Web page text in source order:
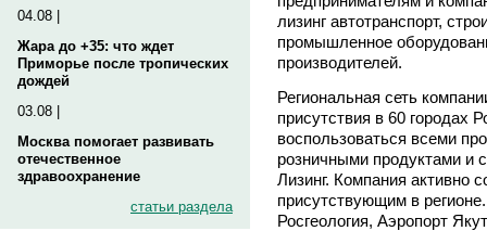
04.08 |
Жара до +35: что ждет
Приморье после тропических
дождей
03.08 |
Москва помогает развивать
отечественное
здравоохранение
статьи раздела
лизинг автотранспорт,
промышленное
производителей.
Региональная сеть
присутствия в 60 городах
воспользоваться всеми
розничными продуктами и
Лизинг. Компания активно
присутствующим в
Росгеология, Аэропорт